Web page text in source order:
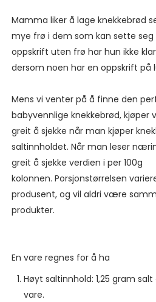
Mamma liker å lage knekkebrød
mye frø i dem som kan sette seg
oppskrift uten frø har hun ikke
dersom noen har en oppskrift på
Mens vi venter på å finne den
babyvennlige knekkebrød, kjøper
greit å sjekke når man kjøper
saltinnholdet. Når man leser
greit å sjekke verdien i per 100g
kolonnen. Porsjonstørrelsen
produsent, og vil aldri være
produkter.
En vare regnes for å ha
Høyt saltinnhold: 1,25 gram
vare.